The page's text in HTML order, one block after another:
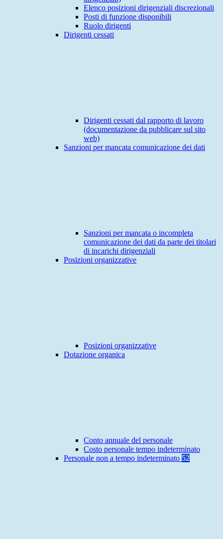
Elenco posizioni dirigenziali discrezionali
Posti di funzione disponibili
Ruolo dirigenti
Dirigenti cessati
Dirigenti cessati dal rapporto di lavoro
(documentazione da pubblicare sul sito
web)
Sanzioni per mancata comunicazione dei dati
Sanzioni per mancata o incompleta
comunicazione dei dati da parte dei titolari
di incarichi dirigenziali
Posizioni organizzative
Posizioni organizzative
Dotazione organica
Conto annuale del personale
Costo personale tempo indeterminato
Personale non a tempo indeterminato 52